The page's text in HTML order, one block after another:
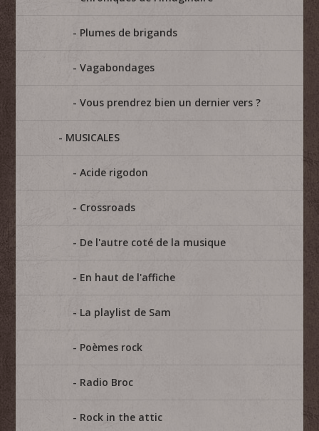
Plumes de brigands
Vagabondages
Vous prendrez bien un dernier vers ?
MUSICALES
Acide rigodon
Crossroads
De l'autre coté de la musique
En haut de l'affiche
La playlist de Sam
Poèmes rock
Radio Broc
Rock in the attic